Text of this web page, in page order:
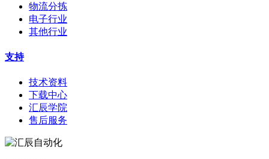
物流分拣
电子行业
其他行业
支持
技术资料
下载中心
汇辰学院
售后服务